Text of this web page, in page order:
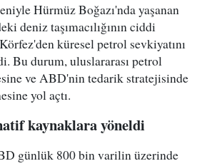
Hürmüz Boğazı'nda yaşanan
deniz taşımacılığının ciddi
küresel petrol sevkiyatını
Bu durum, uluslararası petrol
ve ABD'nin tedarik stratejisinde
yol açtı.
kaynaklara yöneldi
günlük 800 bin varilin üzerinde